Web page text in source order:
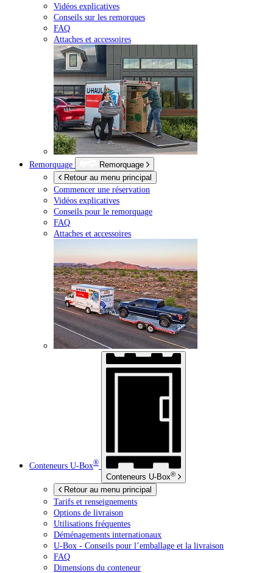
Vidéos explicatives
Conseils sur les remorques
FAQ
Attaches et accessoires
Remorquage
Remorquage
Retour au menu principal
Commencer une réservation
Vidéos explicatives
Conseils pour le remorquage
FAQ
Attaches et accessoires
Conteneurs U-Box®
Conteneurs U-Box®
Retour au menu principal
Tarifs et renseignements
Options de livraison
Utilisations fréquentes
Déménagements internationaux
U-Box - Conseils pour l’emballage et la livraison
FAQ
Dimensions du conteneur